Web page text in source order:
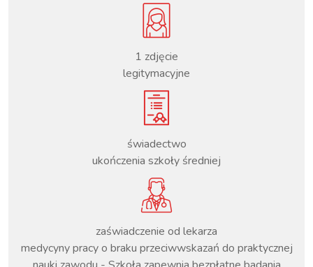
1 zdjęcie
legitymacyjne
świadectwo
ukończenia szkoły średniej
zaświadczenie od lekarza
medycyny pracy o braku przeciwwskazań do praktycznej